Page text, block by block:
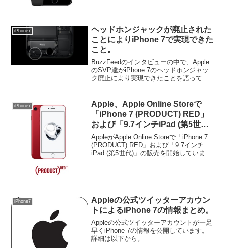
iPhone7
ヘッドホンジャックが廃止された
ことによりiPhone 7で実現できた
こと。
BuzzFeedのインタビューの中で、Apple
のSVP達がiPhone 7のヘッドホンジャッ
ク廃止により実現できたことを語ってい
iPhone7
Apple、Apple Online Storeで
「iPhone 7 (PRODUCT) RED」
および「9.7インチiPad (第5世
代)」の販売を開始。
AppleがApple Online Storeで「iPhone 7
(PRODUCT) RED」および「9.7インチ
iPad (第5世代)」の販売を開始していま
iPhone7
Appleの公式ツイッターアカウン
トによるiPhone 7の情報まとめ。
Appleの公式ツイッターアカウントが一足
早くiPhone 7の情報を公開しています。
詳細は以下から。